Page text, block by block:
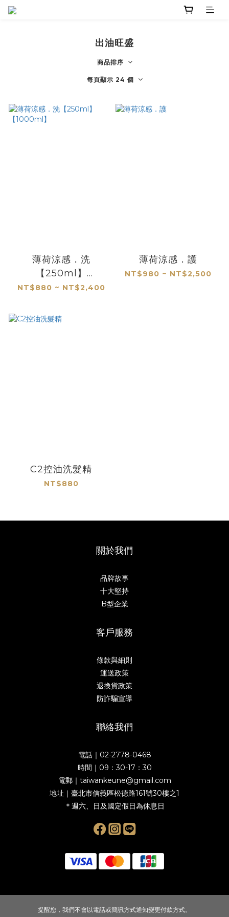
出油旺盛
商品排序
每頁顯示 24 個
薄荷涼感．洗
【250ml】
【1000ml】
NT$880 ~ NT$2,400
薄荷涼感．護
NT$980 ~ NT$2,500
C2控油洗髮精
NT$880
關於我們
品牌故事
十大堅持
B型企業
客戶服務
條款與細則
運送政策
退換貨政策
防詐騙宣導
聯絡我們
電話｜02-2778-0468
時間｜09：30-17：30
電郵｜taiwankeune@gmail.com
地址｜臺北市信義區松德路161號30樓之1
＊週六、日及國定假日為休息日
提醒您，我們不會以電話或簡訊方式通知變更付款方式。